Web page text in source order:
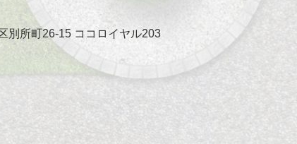
別所町26-15 ココロイヤル203